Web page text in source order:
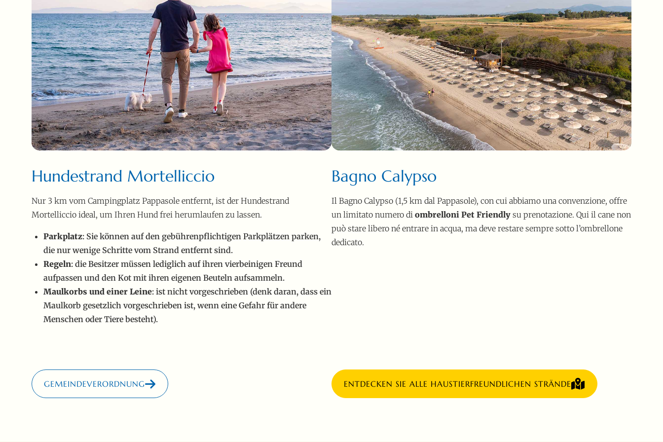
Hundestrand Mortelliccio
Nur 3 km vom Campingplatz Pappasole entfernt, ist der Hundestrand
Mortelliccio ideal, um Ihren Hund frei herumlaufen zu lassen.
Parkplatz: Sie können auf den gebührenpflichtigen Parkplätzen parken,
die nur wenige Schritte vom Strand entfernt sind.
Regeln: die Besitzer müssen lediglich auf ihren vierbeinigen Freund
aufpassen und den Kot mit ihren eigenen Beuteln aufsammeln.
Maulkorbs und einer Leine: ist nicht vorgeschrieben (denk daran, dass ein
Maulkorb gesetzlich vorgeschrieben ist, wenn eine Gefahr für andere
Menschen oder Tiere besteht).
Bagno Calypso
Il Bagno Calypso (1,5 km dal Pappasole), con cui abbiamo una convenzione, offre
un limitato numero di ombrelloni Pet Friendly su prenotazione. Qui il cane non
può stare libero né entrare in acqua, ma deve restare sempre sotto l’ombrellone
dedicato.
GEMEINDEVERORDNUNG ENTDECKEN SIE ALLE HAUSTIERFREUNDLICHEN STRÄNDE